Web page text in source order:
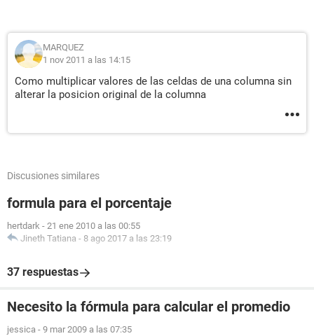
MARQUEZ
1 nov 2011 a las 14:15
Como multiplicar valores de las celdas de una columna sin
alterar la posicion original de la columna
Discusiones similares
formula para el porcentaje
hertdark - 21 ene 2010 a las 00:55
Jineth Tatiana - 8 ago 2017 a las 23:19
37 respuestas
Necesito la fórmula para calcular el promedio
jessica - 9 mar 2009 a las 07:35